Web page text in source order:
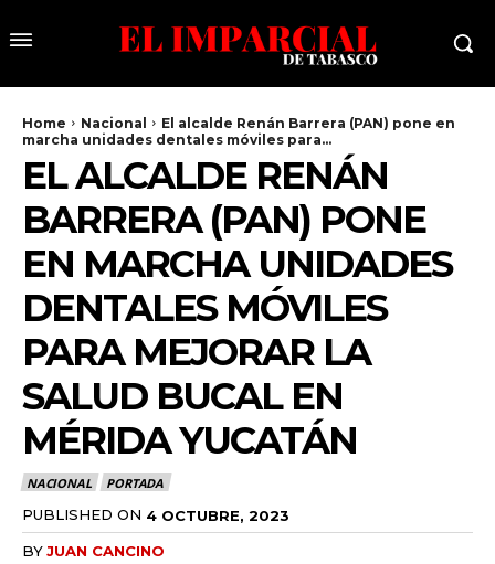
Home Nacional
El alcalde Renán Barrera (PAN) pone en
marcha unidades dentales móviles para...
EL ALCALDE RENÁN
BARRERA (PAN) PONE
EN MARCHA UNIDADES
DENTALES MÓVILES
PARA MEJORAR LA
SALUD BUCAL EN
MÉRIDA YUCATÁN
NACIONAL PORTADA
PUBLISHED ON 4 OCTUBRE, 2023
BYJUAN CANCINO